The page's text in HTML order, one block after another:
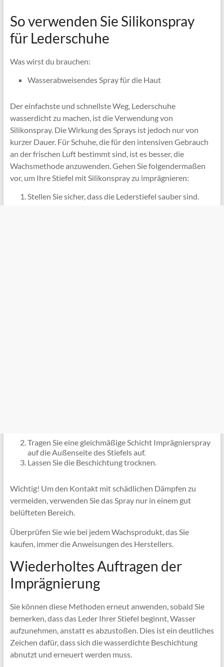
So verwenden Sie Silikonspray
für Lederschuhe
Was wirst du brauchen:
Wasserabweisendes Spray für die Haut
Der einfachste und schnellste Weg, Lederschuhe
wasserdicht zu machen, ist die Verwendung von
Silikonspray. Die Wirkung des Sprays ist jedoch nur von
kurzer Dauer. Für Schuhe, die für den intensiven Gebrauch
an der frischen Luft bestimmt sind, ist es besser, die
Wachsmethode anzuwenden. Gehen Sie folgendermaßen
vor, um Ihre Stiefel mit Silikonspray zu imprägnieren:
Stellen Sie sicher, dass die Lederstiefel sauber sind.
Tragen Sie eine gleichmäßige Schicht Imprägnierspray
auf die Außenseite des Stiefels auf.
Lassen Sie die Beschichtung trocknen.
Wichtig! Um den Kontakt mit schädlichen Dämpfen zu
vermeiden, verwenden Sie das Spray nur in einem gut
belüfteten Bereich.
Überprüfen Sie wie bei jedem Wachsprodukt, das Sie
kaufen, immer die Anweisungen des Herstellers.
Wiederholtes Auftragen der
Imprägnierung
Sie können diese Methoden erneut anwenden, sobald Sie
bemerken, dass das Leder Ihrer Stiefel beginnt, Wasser
aufzunehmen, anstatt es abzustoßen. Dies ist ein deutliches
Zeichen dafür, dass sich die wasserdichte Beschichtung
abnutzt und erneuert werden muss.